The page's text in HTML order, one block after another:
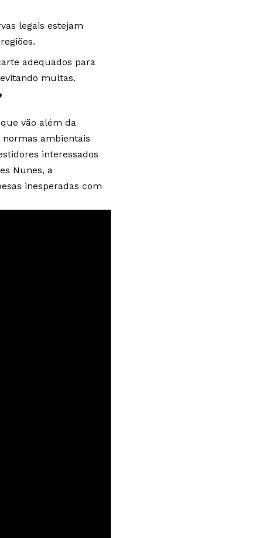
legais estejam
adequados para
multas.
vão além da
ambientais
interessados
Nunes, a
inesperadas com